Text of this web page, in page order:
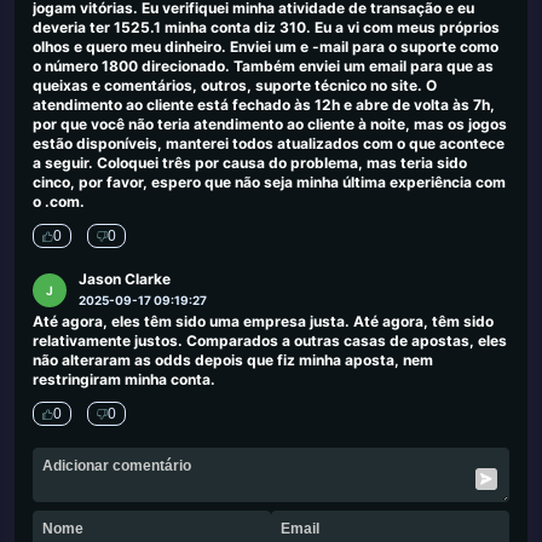
jogam vitórias. Eu verifiquei minha atividade de transação e eu
deveria ter 1525.1 minha conta diz 310. Eu a vi com meus próprios
olhos e quero meu dinheiro. Enviei um e -mail para o suporte como
o número 1800 direcionado. Também enviei um email para que as
queixas e comentários, outros, suporte técnico no site. O
atendimento ao cliente está fechado às 12h e abre de volta às 7h,
por que você não teria atendimento ao cliente à noite, mas os jogos
estão disponíveis, manterei todos atualizados com o que acontece
a seguir. Coloquei três por causa do problema, mas teria sido
cinco, por favor, espero que não seja minha última experiência com
o .com.
0 0
J
Jason Clarke
2025-09-17 09:19:27
Até agora, eles têm sido uma empresa justa. Até agora, têm sido
relativamente justos. Comparados a outras casas de apostas, eles
não alteraram as odds depois que fiz minha aposta, nem
restringiram minha conta.
0 0